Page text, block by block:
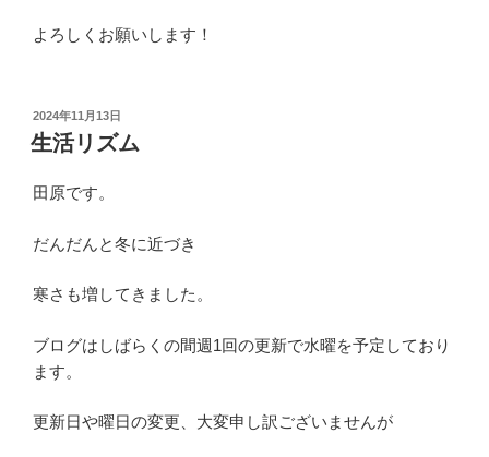
よろしくお願いします！
投
稿
日:
2024年11月13日
生活リズム
田原です。
だんだんと冬に近づき
寒さも増してきました。
ブログはしばらくの間週1回の更新で水曜を予定しており
ます。
更新日や曜日の変更、大変申し訳ございませんが